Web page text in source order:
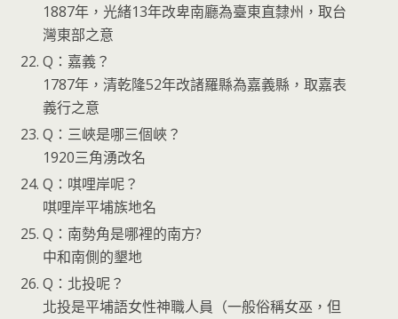
1887年，光緒13年改卑南廳為臺東直隸州，取台
灣東部之意
Q：嘉義？
1787年，清乾隆52年改諸羅縣為嘉義縣，取嘉表
義行之意
Q：三峽是哪三個峽？
1920三角湧改名
Q：唭哩岸呢？
唭哩岸平埔族地名
Q：南勢角是哪裡的南方?
中和南側的墾地
Q：北投呢？
北投是平埔語女性神職人員（一般俗稱女巫，但